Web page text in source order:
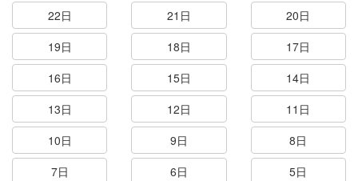
22日
21日
20日
19日
18日
17日
16日
15日
14日
13日
12日
11日
10日
9日
8日
7日
6日
5日